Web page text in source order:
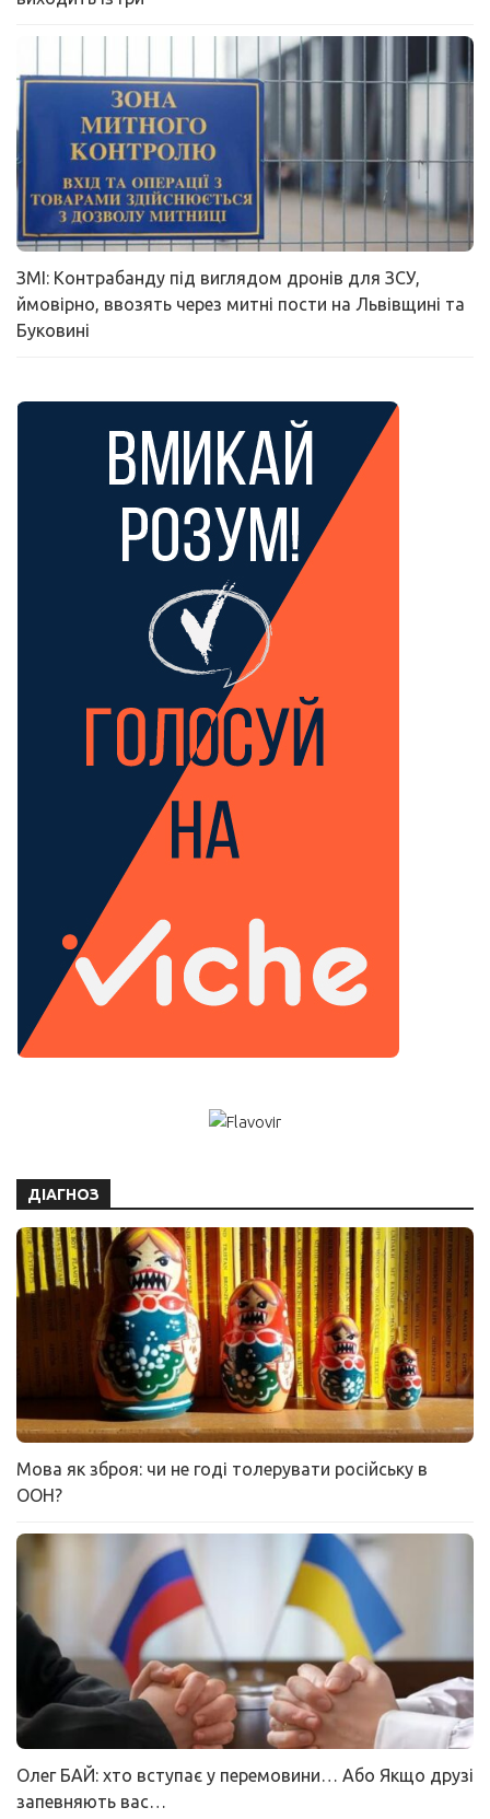
ЗМІ: Контрабанду під виглядом дронів для ЗСУ,
ймовірно, ввозять через митні пости на Львівщині та
Буковині
ДІАГНОЗ
Мова як зброя: чи не годі толерувати російську в
ООН?
Олег БАЙ: хто вступає у перемовини… Або Якщо друзі
запевняють вас…